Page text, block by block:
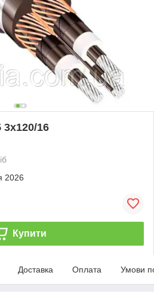
16
2026
Купити
Доставка Оплата Умови